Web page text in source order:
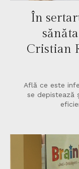
În
Cristian
Află ce este
se depistează